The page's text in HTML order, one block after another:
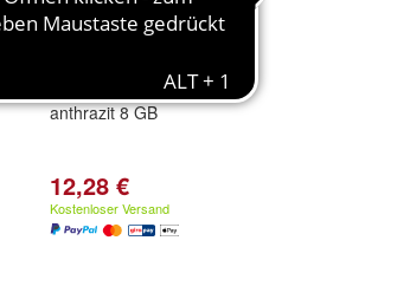
Intenso USB-Stick Alu Line
anthrazit 8 GB
12,28 €
Kostenloser Versand